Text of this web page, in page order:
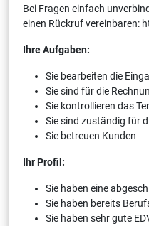
Bei Fragen einfach
einen Rückruf vereinbaren:
Ihre Aufgaben:
Sie bearbeiten die
Sie sind für die
Sie kontrollieren das
Sie sind zuständig für
Sie betreuen Kunden
Ihr Profil:
Sie haben eine
Sie haben bereits
Sie haben sehr gute